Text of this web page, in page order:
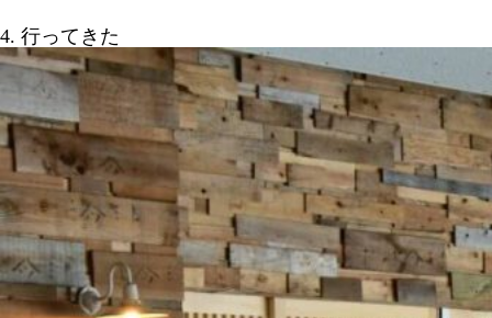
4. 行ってきた